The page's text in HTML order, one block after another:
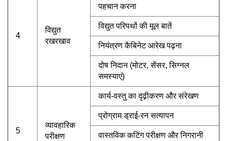
4
विद्युत
रखरखाव
पहचान करना
विद्युत परिपथों की मूल बातें
नियंत्रण कैबिनेट आरेख पढ़ना
दोष निदान (मोटर, सेंसर, सिग्नल
समस्याएं)
5
व्यावहारिक
परीक्षण
कार्य-वस्तु का दृढ़ीकरण और संरेखण
प्रोग्राम ड्राई-रन सत्यापन
वास्तविक कटिंग परीक्षण और निगरानी